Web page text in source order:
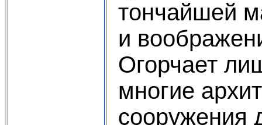
тончайшей
и
Огорчает
многие
сооружения